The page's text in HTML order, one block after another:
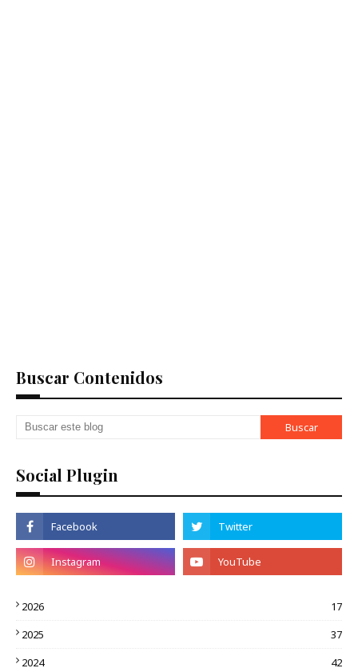
Buscar Contenidos
Social Plugin
2026
17
2025
37
2024
42